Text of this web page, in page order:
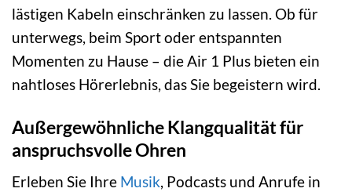
lästigen Kabeln einschränken zu lassen. Ob für
unterwegs, beim Sport oder entspannten
Momenten zu Hause – die Air 1 Plus bieten ein
nahtloses Hörerlebnis, das Sie begeistern wird.
Außergewöhnliche Klangqualität für
anspruchsvolle Ohren
Erleben Sie Ihre Musik, Podcasts und Anrufe in